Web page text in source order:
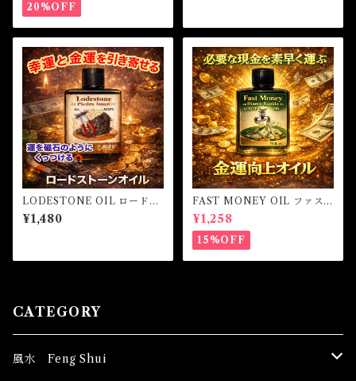
20%OFF
LODESTONE OIL ロードス
トーンオイル-磁石のようにほ
しいものを引き寄せる-
¥1,480
FAST MONEY OIL ファス
トマネーオイル
¥1,258
15%OFF
CATEGORY
風水 Feng Shui